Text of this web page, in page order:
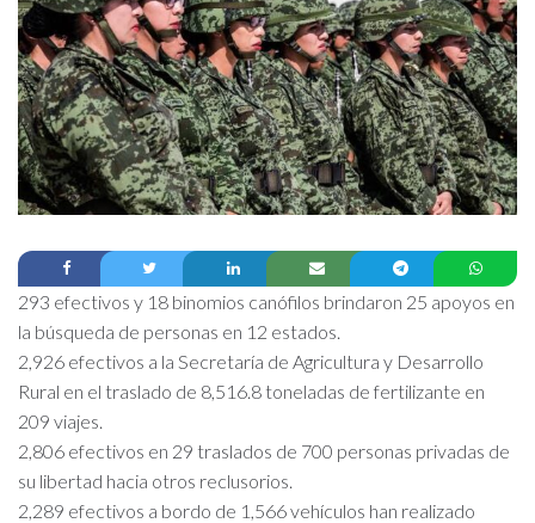
293 efectivos y 18 binomios canófilos brindaron 25 apoyos en
la búsqueda de personas en 12 estados.
2,926 efectivos a la Secretaría de Agricultura y Desarrollo
Rural en el traslado de 8,516.8 toneladas de fertilizante en
209 viajes.
2,806 efectivos en 29 traslados de 700 personas privadas de
su libertad hacia otros reclusorios.
2,289 efectivos a bordo de 1,566 vehículos han realizado